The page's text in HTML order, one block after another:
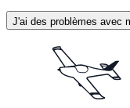
J'ai des problèmes avec